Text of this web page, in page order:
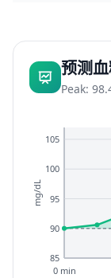
预测
Peak:
85
90
95
100
105
0 min
mg/dL